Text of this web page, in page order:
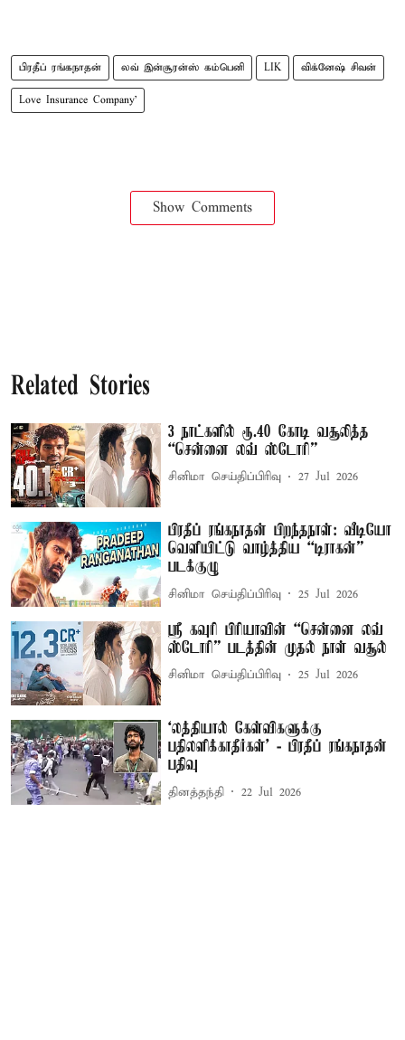
பிரதீப் ரங்கநாதன் லவ் இன்சூரன்ஸ் கம்பெனி LIK விக்னேஷ் சிவன்
Love Insurance Company’
Show Comments
Related Stories
3 நாட்களில் ரூ.40 கோடி வசூலித்த
“சென்னை லவ் ஸ்டோரி”
சினிமா செய்திப்பிரிவு 27 Jul 2026
பிரதீப் ரங்கநாதன் பிறந்தநாள்: வீடியோ
வெளியிட்டு வாழ்த்திய “டிராகன்”
படக்குழு
சினிமா செய்திப்பிரிவு 25 Jul 2026
ஸ்ரீ கவுரி பிரியாவின் “சென்னை லவ்
ஸ்டோரி” படத்தின் முதல் நாள் வசூல்
சினிமா செய்திப்பிரிவு 25 Jul 2026
‘லத்தியால் கேள்விகளுக்கு
பதிலளிக்காதீர்கள்’ - பிரதீப் ரங்கநாதன்
பதிவு
தினத்தந்தி 22 Jul 2026